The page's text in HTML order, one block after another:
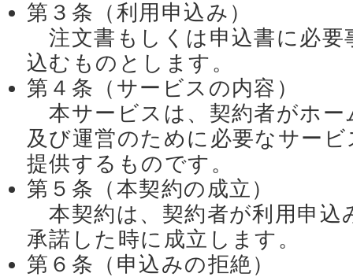
第３条（利用申込み）
注文書もしくは申込書に必要
込むものとします。
第４条（サービスの内容）
本サービスは、契約者がホー
及び運営のために必要なサー
提供するものです。
第５条（本契約の成立）
本契約は、契約者が利用申込
承諾した時に成立します。
第６条（申込みの拒絶）